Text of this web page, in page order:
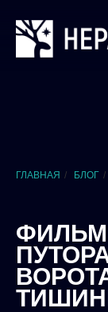
ГЛАВНАЯ / БЛОГ /